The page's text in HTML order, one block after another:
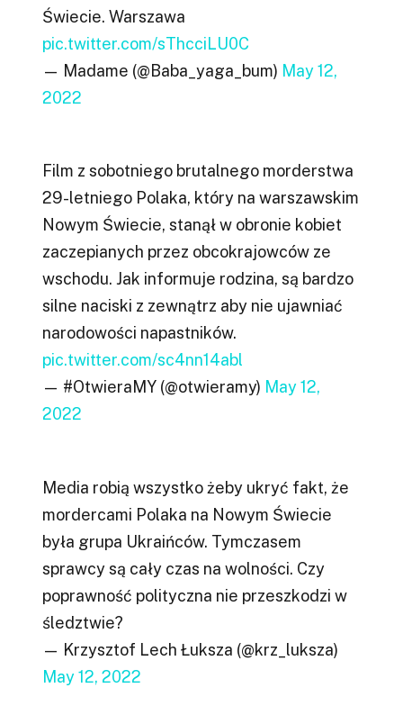
Świecie. Warszawa
pic.twitter.com/sThcciLU0C
— Madame (@Baba_yaga_bum) May 12,
2022
Film z sobotniego brutalnego morderstwa
29-letniego Polaka, który na warszawskim
Nowym Świecie, stanął w obronie kobiet
zaczepianych przez obcokrajowców ze
wschodu. Jak informuje rodzina, są bardzo
silne naciski z zewnątrz aby nie ujawniać
narodowości napastników.
pic.twitter.com/sc4nn14abl
— #OtwieraMY (@otwieramy) May 12,
2022
Media robią wszystko żeby ukryć fakt, że
mordercami Polaka na Nowym Świecie
była grupa Ukraińców. Tymczasem
sprawcy są cały czas na wolności. Czy
poprawność polityczna nie przeszkodzi w
śledztwie?
— Krzysztof Lech Łuksza (@krz_luksza)
May 12, 2022